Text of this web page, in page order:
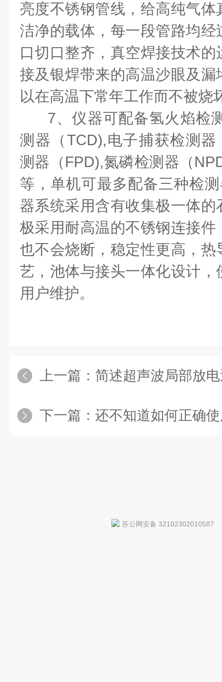
亮度不锈钢管线，给高纯气
洁净的载体，每一段管路均
口切口整齐，真空焊接技术
接及银焊带来的高温沙眼及
以在高温下常年工作而不被烧
7、仪器可配备氢火焰检
测器（TCD),电子捕获检测器
测器（FPD),氮磷检测器（
等，单机可最多配备三种检
器系统采用含有收集极一体
极采用耐高温的不锈钢连接
也不会烧断，稳定性更高，
艺，池体与接头一体化设计
用户维护。
上一篇： 简述超声波局部放电巡检仪
下一篇： 还不知道如何正确使用大地
苏公网安备 32102302010587